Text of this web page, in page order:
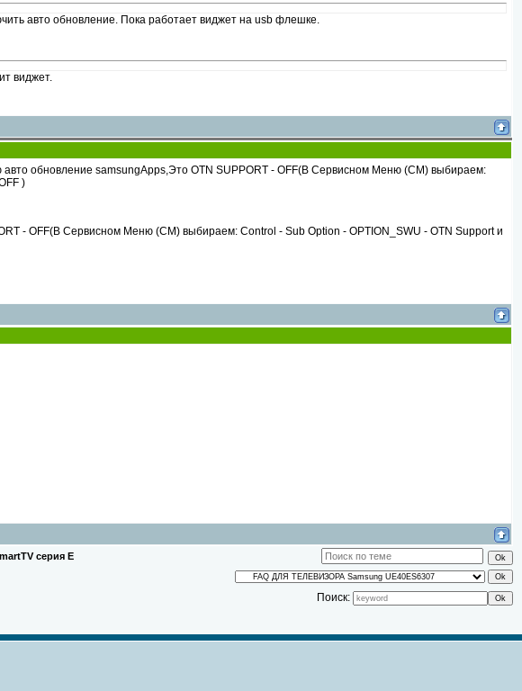
авто обновление. Пока работает виджет на usb флешке.
виджет.
обновление samsungApps,Это OTN SUPPORT - OFF(В Сервисном Меню (СМ) выбираем:
)
- OFF(В Сервисном Меню (СМ) выбираем: Control - Sub Option - OPTION_SWU - OTN Support и
серия E
Поиск: